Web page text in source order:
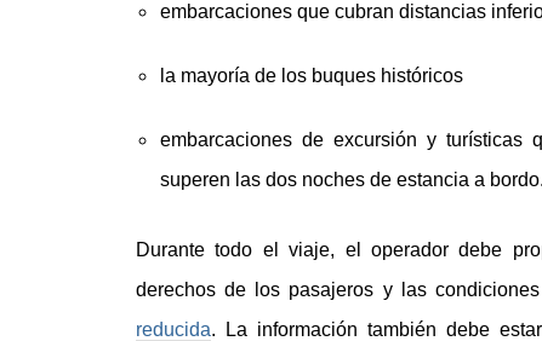
embarcaciones que cubran distancias
la mayoría de los buques históricos
embarcaciones de excursión y
superen las dos noches de estancia a bordo.
Durante todo el viaje, el operador debe
derechos de los pasajeros y las
reducida. La información también debe